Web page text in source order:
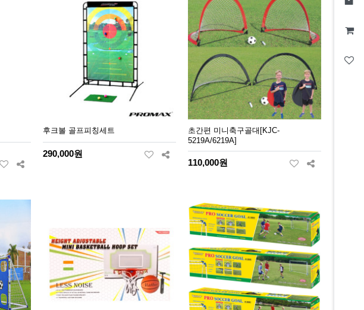
후크볼 골프피칭세트
290,000원
초간편 미니축구골대[KJC-
5219A/6219A]
110,000원